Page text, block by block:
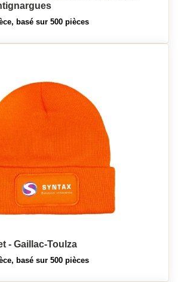
basé sur 500 pièces
- Gaillac-Toulza
basé sur 500 pièces